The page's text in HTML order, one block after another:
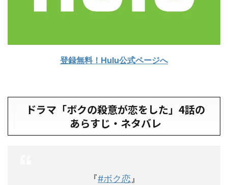
登録無料！Hulu公式ページへ
ドラマ「ボクの殺意が恋をした」4話の
あらすじ・ネタバレ
『#ボク恋』